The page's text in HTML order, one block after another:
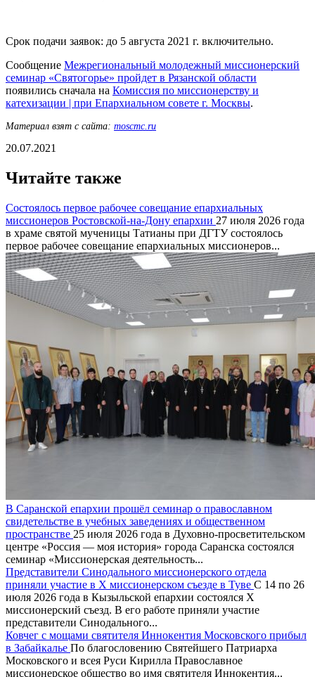
Срок подачи заявок: до 5 августа 2021 г. включительно.
Сообщение Межрегиональный молодежный миссионерский
семинар «Святогорье» пройдет в Рязанской области
появились сначала на Комиссия по миссионерству и
катехизации | при Епархиальном совете г. Москвы.
Материал взят с сайта: moscmc.ru
20.07.2021
Читайте также
Состоялось первое рабочее совещание епархиальных
миссионеров Ростовской-на-Дону епархии 27 июля 2026 года
в храме святой мученицы Татианы при ДГТУ состоялось
первое рабочее совещание епархиальных миссионеров...
В Саранской епархии прошёл семинар о православном
свидетельстве в учебных заведениях и общественном
пространстве 25 июля 2026 года в Духовно-просветительском
центре «Россия — моя история» города Саранска состоялся
семинар «Миссионерская деятельность...
Представители Синодального миссионерского отдела
приняли участие в X миссионерском съезде в Туве С 14 по 26
июля 2026 года в Кызыльской епархии состоялся X
миссионерский съезд. В его работе приняли участие
представители Синодального...
Ковчег с мощами святителя Иннокентия Московского прибыл
в Забайкалье По благословению Святейшего Патриарха
Московского и всея Руси Кирилла Православное
миссионерское общество во имя святителя Иннокентия...